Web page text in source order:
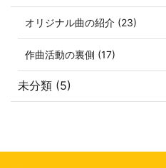
オリジナル曲の紹介 (23)
作曲活動の裏側 (17)
未分類 (5)